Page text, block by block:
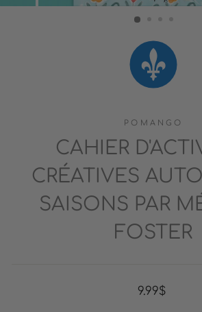
POMANGO
CAHIER
CRÉATIVES
SAISONS PAR
FOSTER
Prix
9.99$